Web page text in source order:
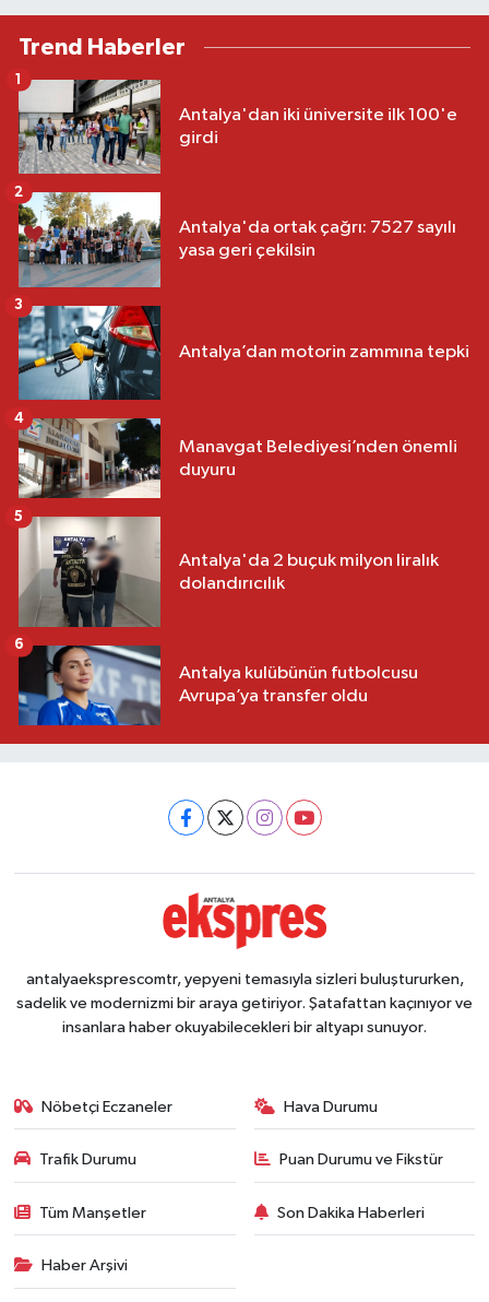
Trend Haberler
Antalya'dan iki üniversite ilk 100'e
girdi
1
Antalya'da ortak çağrı: 7527 sayılı
yasa geri çekilsin
2
Antalya’dan motorin zammına tepki
3
Manavgat Belediyesi’nden önemli
duyuru
4
Antalya'da 2 buçuk milyon liralık
dolandırıcılık
5
Antalya kulübünün futbolcusu
Avrupa’ya transfer oldu
6
antalyaeksprescomtr, yepyeni temasıyla sizleri buluştururken,
sadelik ve modernizmi bir araya getiriyor. Şatafattan kaçınıyor ve
insanlara haber okuyabilecekleri bir altyapı sunuyor.
Nöbetçi Eczaneler Hava Durumu
Trafik Durumu Puan Durumu ve Fikstür
Tüm Manşetler Son Dakika Haberleri
Haber Arşivi